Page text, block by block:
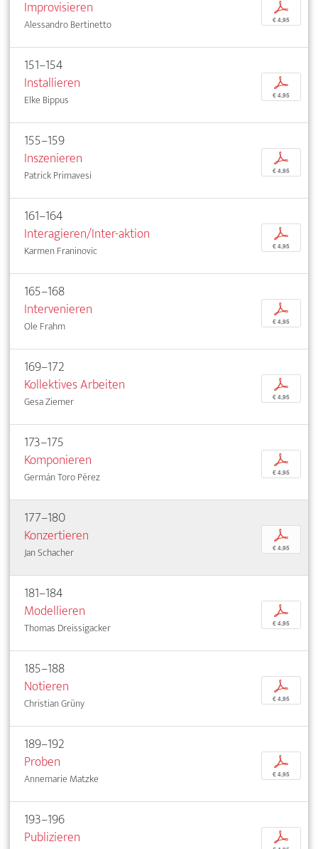
Improvisieren
Alessandro Bertinetto
p
€ 4,95
151–154
Installieren
Elke Bippus
p
€ 4,95
155–159
Inszenieren
Patrick Primavesi
p
€ 4,95
161–164
Interagieren/Inter-aktion
Karmen Franinovic
p
€ 4,95
165–168
Intervenieren
Ole Frahm
p
€ 4,95
169–172
Kollektives Arbeiten
Gesa Ziemer
p
€ 4,95
173–175
Komponieren
Germán Toro Pérez
p
€ 4,95
177–180
Konzertieren
Jan Schacher
p
€ 4,95
181–184
Modellieren
Thomas Dreissigacker
p
€ 4,95
185–188
Notieren
Christian Grüny
p
€ 4,95
189–192
Proben
Annemarie Matzke
p
€ 4,95
193–196
Publizieren
p